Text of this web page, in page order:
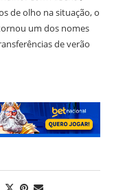
de olho na situação, o
um dos nomes
de verão